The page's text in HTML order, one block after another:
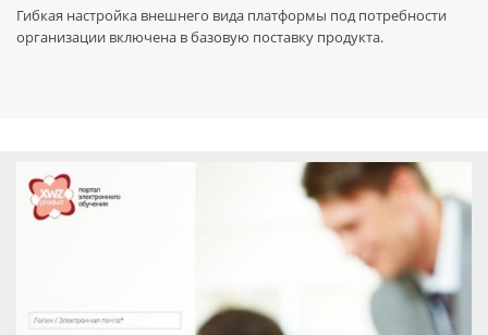
Гибкая настройка внешнего вида платформы под потребности
организации включена в базовую поставку продукта.